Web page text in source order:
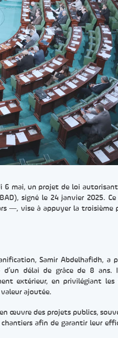
6 mai, un projet de loi
signé le 24 janvier 2025. Ce
—, vise à appuyer la troisième
Samir Abdelhafidh, a
d’un délai de grâce de 8
extérieur, en privilégiant les
ajoutée.
œuvre des projets publics,
afin de garantir leur